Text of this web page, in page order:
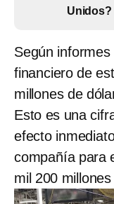
Unidos?
Según
financiero de
millones de
Esto es una
efecto
compañía para
mil 200